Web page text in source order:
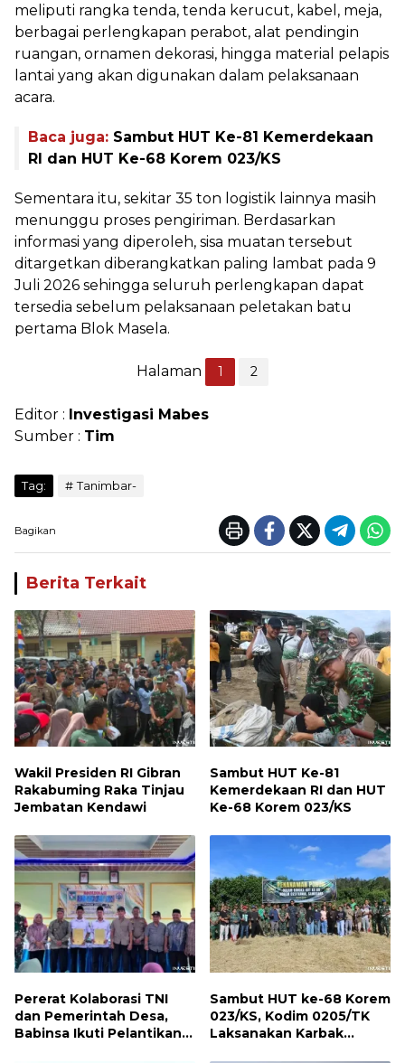
meliputi rangka tenda, tenda kerucut, kabel, meja,
berbagai perlengkapan perabot, alat pendingin
ruangan, ornamen dekorasi, hingga material pelapis
lantai yang akan digunakan dalam pelaksanaan
acara.
Baca juga: Sambut HUT Ke-81 Kemerdekaan
RI dan HUT Ke-68 Korem 023/KS
Sementara itu, sekitar 35 ton logistik lainnya masih
menunggu proses pengiriman. Berdasarkan
informasi yang diperoleh, sisa muatan tersebut
ditargetkan diberangkatkan paling lambat pada 9
Juli 2026 sehingga seluruh perlengkapan dapat
tersedia sebelum pelaksanaan peletakan batu
pertama Blok Masela.
Halaman 1 2
Editor : Investigasi Mabes
Sumber : Tim
Tag: Tanimbar-
Bagikan
Berita Terkait
Wakil Presiden RI Gibran
Rakabuming Raka Tinjau
Jembatan Kendawi
Sambut HUT Ke-81
Kemerdekaan RI dan HUT
Ke-68 Korem 023/KS
Pererat Kolaborasi TNI
dan Pemerintah Desa,
Babinsa Ikuti Pelantikan
Sambut HUT ke-68 Korem
023/KS, Kodim 0205/TK
Laksanakan Karbak